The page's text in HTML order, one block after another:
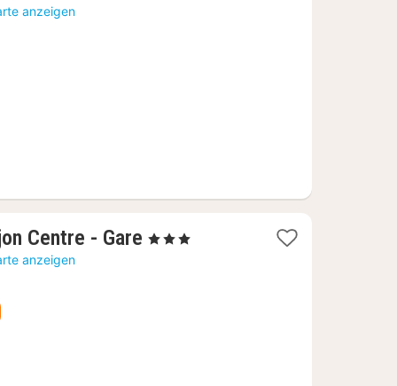
anzeigen
Centre - Gare 1
, 3 Sterne
anzeigen